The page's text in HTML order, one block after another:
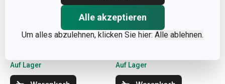
Alle akzeptieren
Um alles abzulehnen, klicken Sie hier: Alle ablehnen.
Schneidebretter mit
Ständer COMPACT, 4 St.,
kombinierbar
Auf Lager
Topfset COMPACT, 6 St.
Auf Lager